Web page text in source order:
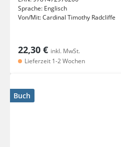
Sprache: Englisch
Von/Mit:Cardinal Timothy Radcliffe
22,30 € inkl. MwSt.
Lieferzeit 1-2 Wochen
Buch